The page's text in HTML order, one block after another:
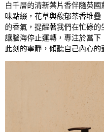
白千層的清新葉片香伴隨英
味點綴，花草與馥郁茶香堆
的香氣，提醒著我們在忙碌的
讓腦海停止運轉，專注於當
此刻的寧靜，傾聽自己內心的